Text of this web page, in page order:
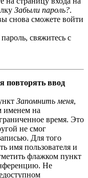
Забыли пароль?.
снова сможете войти
свяжитесь с
повторять ввод
Запомнить меня,
именем на
время. Это
не смог
Для того
имя пользователя и
флажком пункт
Не